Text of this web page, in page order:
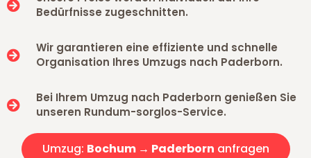
Bedürfnisse zugeschnitten.
Wir garantieren eine effiziente und schnelle
Organisation Ihres Umzugs nach Paderborn.
Bei Ihrem Umzug nach Paderborn genießen Sie
unseren Rundum-sorglos-Service.
Umzug: Bochum → Paderborn anfragen